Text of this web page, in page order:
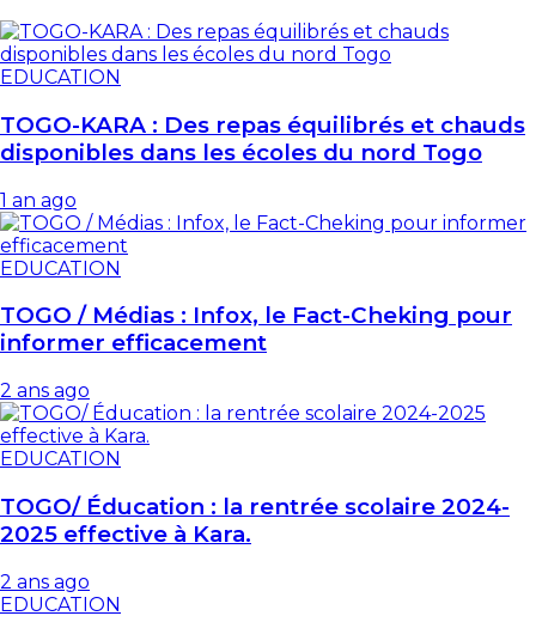
EDUCATION
TOGO-KARA : Des repas équilibrés et chauds
disponibles dans les écoles du nord Togo
1 an ago
EDUCATION
TOGO / Médias : Infox, le Fact-Cheking pour
informer efficacement
2 ans ago
EDUCATION
TOGO/ Éducation : la rentrée scolaire 2024-
2025 effective à Kara.
2 ans ago
EDUCATION